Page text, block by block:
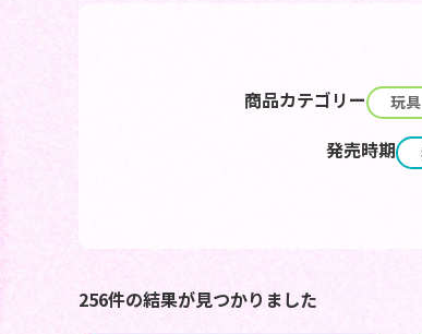
商品カテゴリー 玩具
発売時期
256件の結果が見つかりました